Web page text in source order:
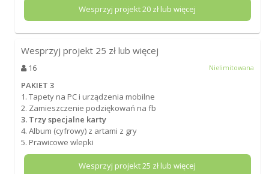
Wesprzyj projekt20 zł lub więcej
Wesprzyj projekt 25 zł lub więcej
16 Nielimitowana
PAKIET 3
1. Tapety na PC i urządzenia mobilne
2. Zamieszczenie podziękowań na fb
3. Trzy specjalne karty
4. Album (cyfrowy) z artami z gry
5. Prawicowe wlepki
Wesprzyj projekt25 zł lub więcej